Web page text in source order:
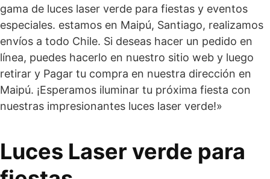
gama de luces laser verde para fiestas y eventos
especiales. estamos en Maipú, Santiago, realizamos
envíos a todo Chile. Si deseas hacer un pedido en
línea, puedes hacerlo en nuestro sitio web y luego
retirar y Pagar tu compra en nuestra dirección en
Maipú. ¡Esperamos iluminar tu próxima fiesta con
nuestras impresionantes luces laser verde!»
Luces Laser verde para